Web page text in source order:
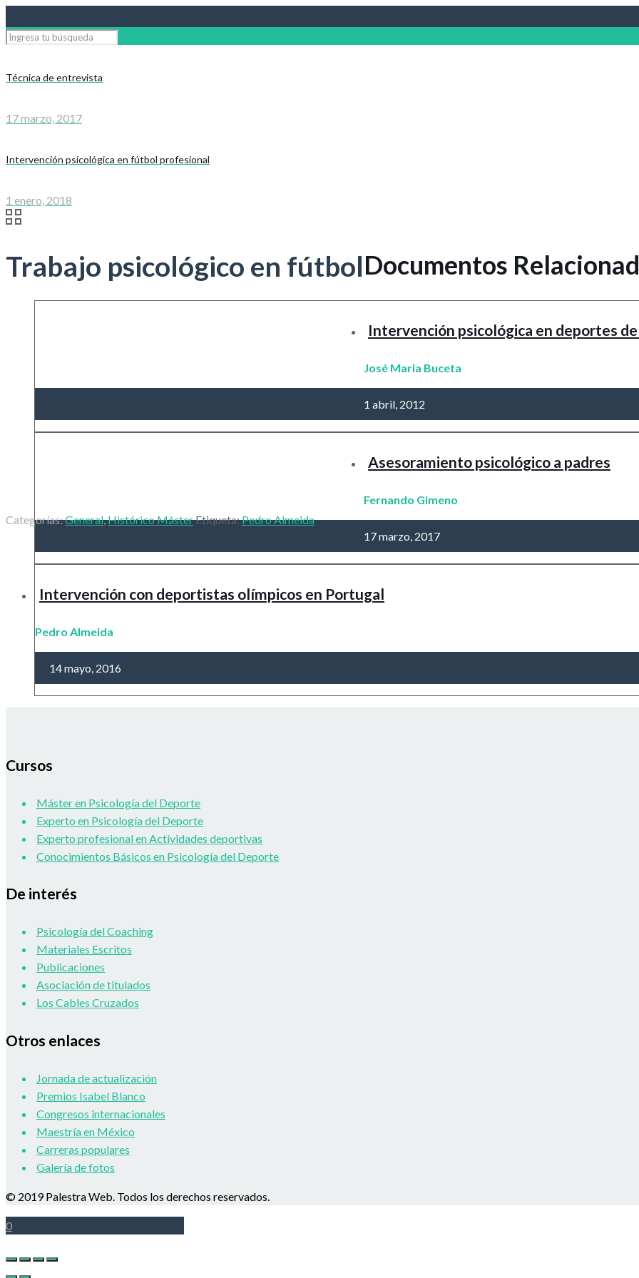
Técnica de entrevista
17 marzo, 2017
Intervención psicológica en fútbol profesional
1 enero, 2018
Trabajo psicológico en fútbol
Categorías:General,Histórico MásterEtiqueta:Pedro Almeida
Documentos
Intervención psicológica en deportes
José Maria Buceta
1 abril, 2012
Asesoramiento psicológico a padres
Fernando Gimeno
17 marzo, 2017
Intervención con deportistas olímpicos en Portugal
Pedro Almeida
14 mayo, 2016
Cursos
Máster en Psicología del Deporte
Experto en Psicología del Deporte
Experto profesional en Actividades deportivas
Conocimientos Básicos en Psicología del Deporte
De interés
Psicología del Coaching
Materiales Escritos
Publicaciones
Asociación de titulados
Los Cables Cruzados
Otros enlaces
Jornada de actualización
Premios Isabel Blanco
Congresos internacionales
Maestría en México
Carreras populares
Galería de fotos
© 2019 Palestra Web. Todos los derechos reservados.
0